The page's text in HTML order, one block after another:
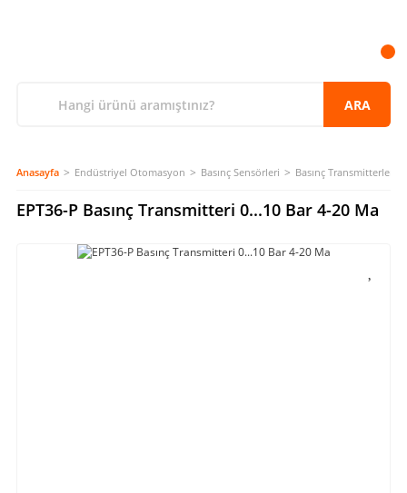
ARA
Anasayfa Endüstriyel Otomasyon Basınç Sensörleri Basınç Transmitterleri
EPT36-P Basınç Transmitteri 0...10 Bar 4-20 Ma